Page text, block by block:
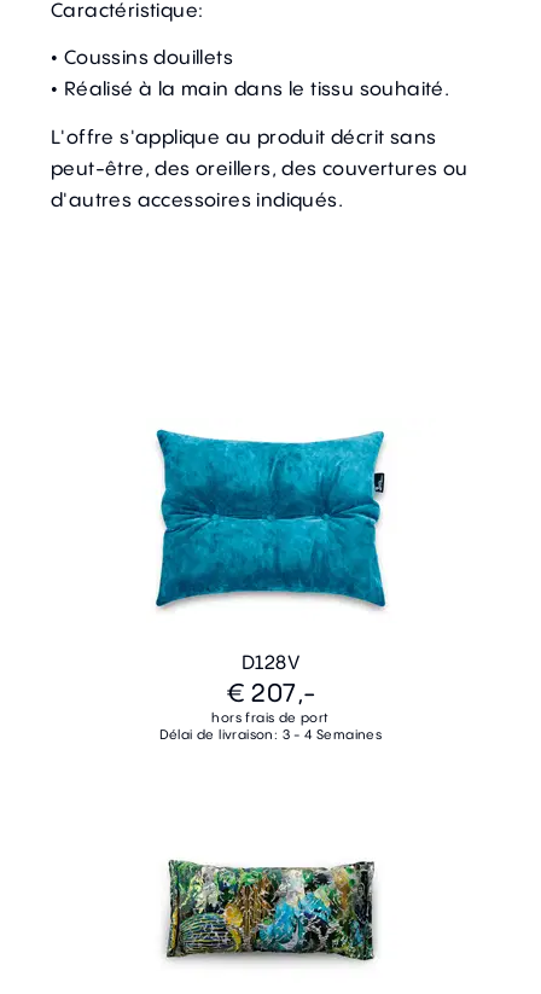
Caractéristique:
• Coussins douillets
• Réalisé à la main dans le tissu souhaité.
L'offre s'applique au produit décrit sans
peut-être, des oreillers, des couvertures ou
d'autres accessoires indiqués.
D128V
€ 207,-
hors frais de port
Délai de livraison: 3 - 4 Semaines